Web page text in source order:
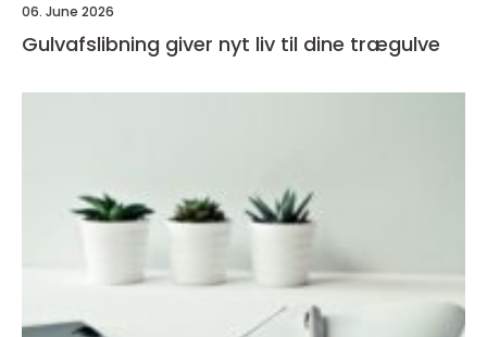
06. June 2026
Gulvafslibning giver nyt liv til dine trægulve